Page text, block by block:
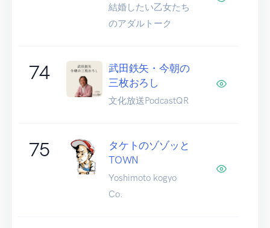
結婚したい乙女たち
のアダルトーク
74
武田鉄矢・今朝の
三枚おろし
文化放送PodcastQR
75
タケトのゾゾッと
TOWN
Yoshimoto kogyo
Co.